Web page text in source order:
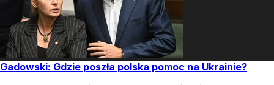
Gadowski: Gdzie poszła polska pomoc na Ukrainie?